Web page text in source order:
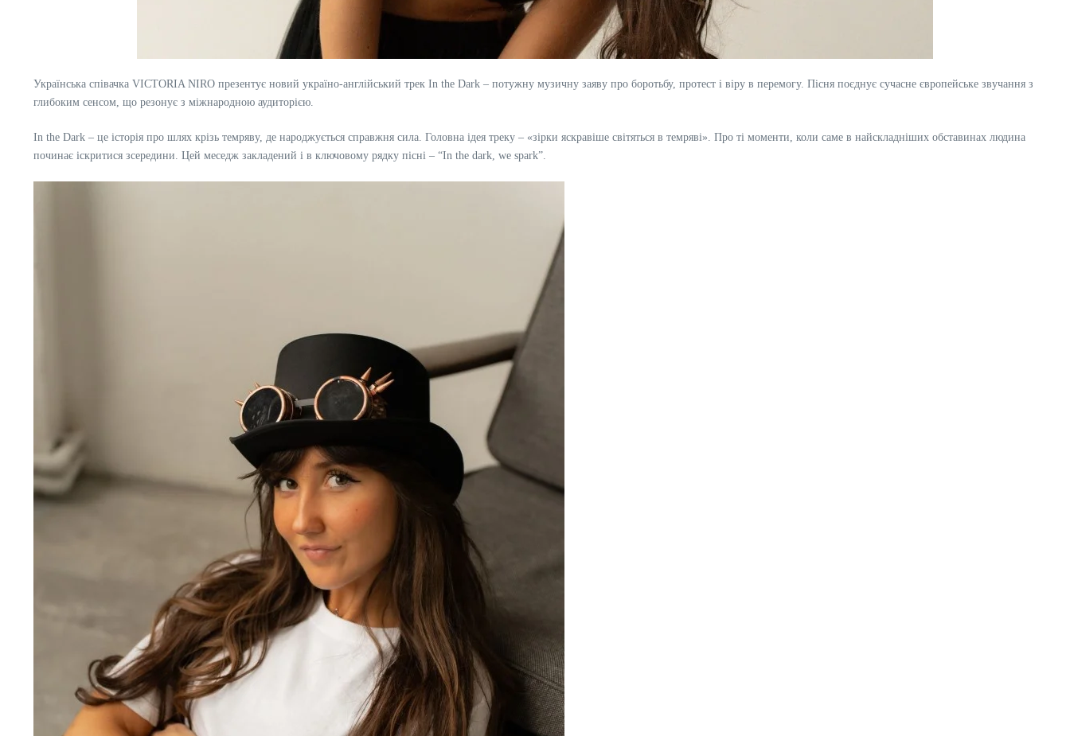
Українська співачка VICTORIA NIRO презентує новий україно-англійський трек In the Dark – потужну музичну заяву про боротьбу, протест і віру в перемогу. Пісня поєднує сучасне європейське звучання з
глибоким сенсом, що резонує з міжнародною аудиторією.
In the Dark – це історія про шлях крізь темряву, де народжується справжня сила. Головна ідея треку – «зірки яскравіше світяться в темряві». Про ті моменти, коли саме в найскладніших обставинах людина
починає іскритися зсередини. Цей меседж закладений і в ключовому рядку пісні – “In the dark, we spark”.